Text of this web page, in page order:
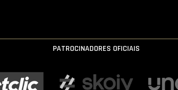
PATROCINADORES OFICIAIS